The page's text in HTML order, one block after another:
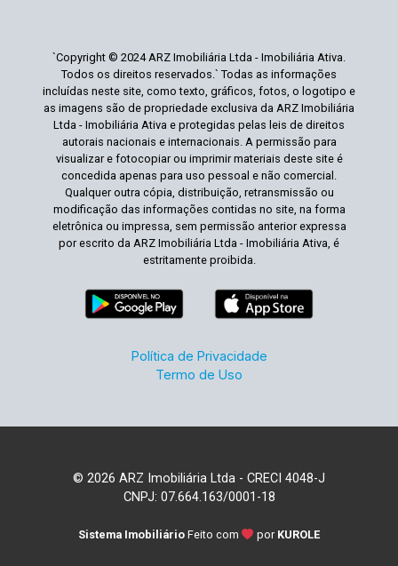
`Copyright © 2024 ARZ Imobiliária Ltda - Imobiliária Ativa.
Todos os direitos reservados.` Todas as informações
incluídas neste site, como texto, gráficos, fotos, o logotipo e
as imagens são de propriedade exclusiva da ARZ Imobiliária
Ltda - Imobiliária Ativa e protegidas pelas leis de direitos
autorais nacionais e internacionais. A permissão para
visualizar e fotocopiar ou imprimir materiais deste site é
concedida apenas para uso pessoal e não comercial.
Qualquer outra cópia, distribuição, retransmissão ou
modificação das informações contidas no site, na forma
eletrônica ou impressa, sem permissão anterior expressa
por escrito da ARZ Imobiliária Ltda - Imobiliária Ativa, é
estritamente proibida.
Política de Privacidade
Termo de Uso
© 2026 ARZ Imobiliária Ltda - CRECI 4048-J
CNPJ: 07.664.163/0001-18
Sistema Imobiliário Feito com por KUROLE